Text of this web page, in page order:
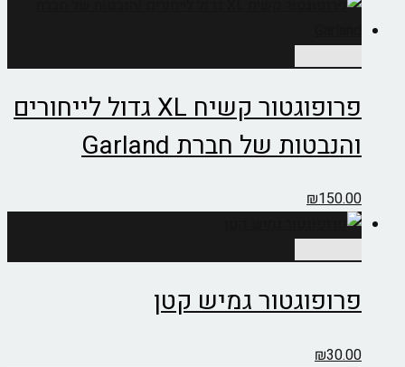
פרופוגטור קשיח XL גדול לייחורים
והנבטות של חברת Garland
₪150.00
פרופוגטור גמיש קטן
₪30.00